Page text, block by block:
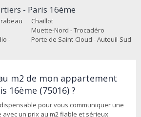
- Paris 16ème
Chaillot
Muette-Nord - Trocadéro
-
Porte de Saint-Cloud - Auteuil-Sud
m2 de mon appartement
16ème (75016) ?
pour vous communiquer une
un prix au m2 fiable et sérieux.